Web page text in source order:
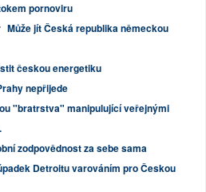
pornoviru
Může jít Česká republika německou
českou energetiku
nepřijede
"bratrstva" manipulující veřejnými
zodpovědnost za sebe sama
Detroitu varováním pro Českou